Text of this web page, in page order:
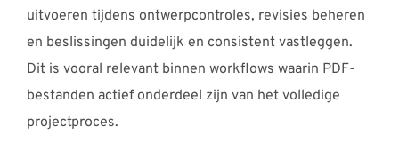
uitvoeren tijdens ontwerpcontroles, revisies beheren
en beslissingen duidelijk en consistent vastleggen.
Dit is vooral relevant binnen workflows waarin PDF-
bestanden actief onderdeel zijn van het volledige
projectproces.